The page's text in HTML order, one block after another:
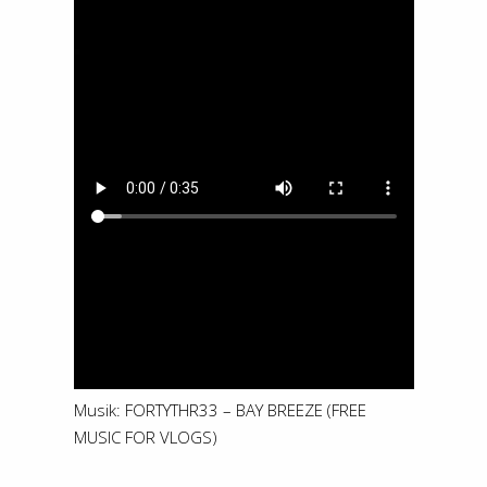
Musik: FORTYTHR33 – BAY BREEZE (FREE
MUSIC FOR VLOGS)